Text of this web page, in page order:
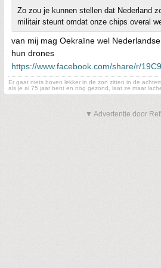
Zo zou je kunnen stellen dat Nederland
militair steunt omdat onze chips overal
van mij mag Oekraïne wel
hun drones
https://www.facebook.com/share/r/
Er gaat niets boven lekker in de zon zitten in de
als je al 75 jaar bent en nog gezond, laat ze maar
▼ Advertentie door